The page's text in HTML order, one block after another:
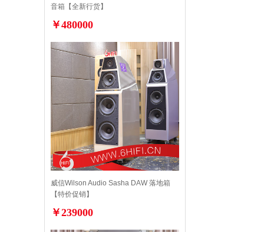
音箱【全新行货】
￥480000
威信Wilson Audio Sasha DAW 落地箱
【特价促销】
￥239000